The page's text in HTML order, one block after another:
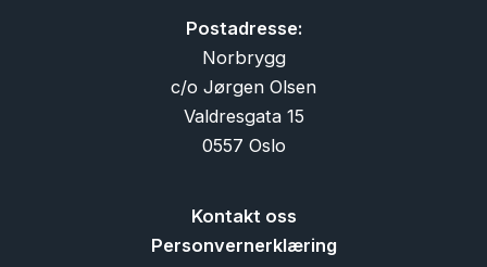
Postadresse:
Norbrygg
c/o Jørgen Olsen
Valdresgata 15
0557 Oslo
Kontakt oss
Personvernerklæring